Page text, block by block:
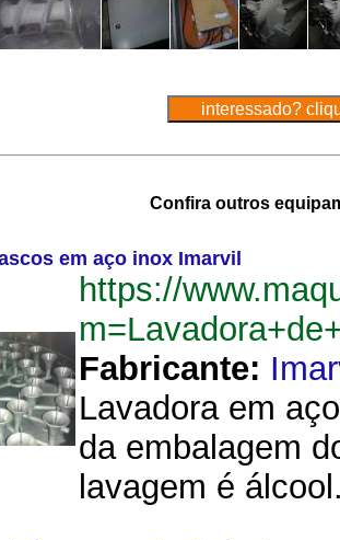
Confira outros
em aço inox Imarvil
https://
Fabricante:
Lavadora em
da embalagem
lavagem é